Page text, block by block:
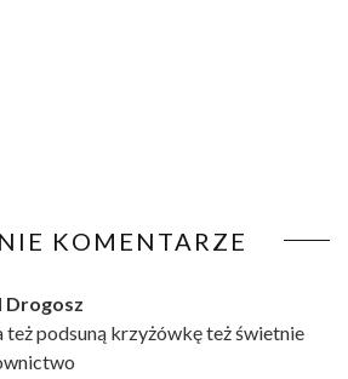
KOMENTARZE
Drogosz
też podsuną krzyżówkęteż świetnie